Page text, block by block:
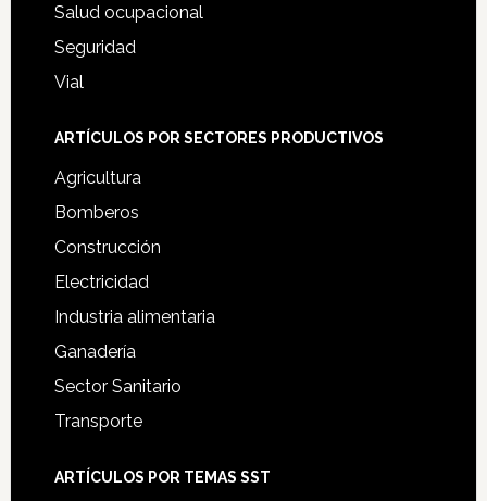
Salud ocupacional
Seguridad
Vial
ARTÍCULOS POR SECTORES PRODUCTIVOS
Agricultura
Bomberos
Construcción
Electricidad
Industria alimentaria
Ganadería
Sector Sanitario
Transporte
ARTÍCULOS POR TEMAS SST